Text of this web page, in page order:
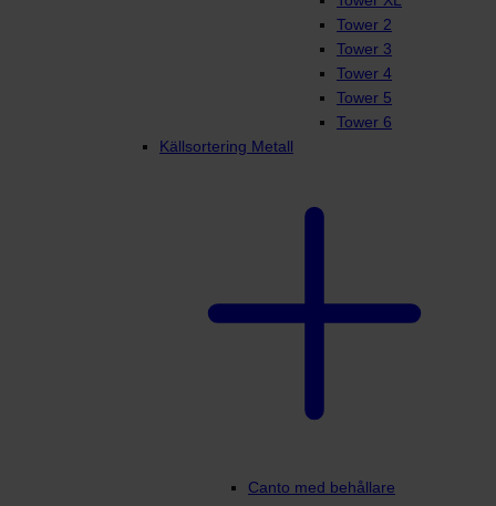
Tower 2
Tower 3
Tower 4
Tower 5
Tower 6
Källsortering Metall
Canto med behållare